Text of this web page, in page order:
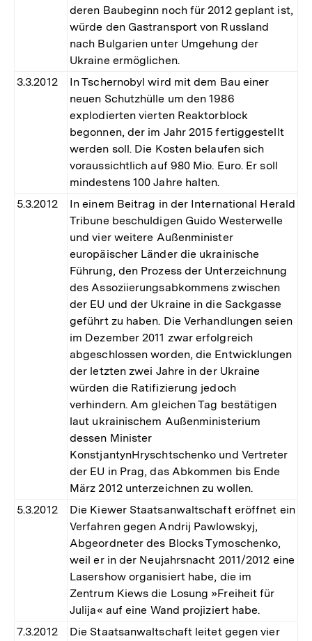
deren Baubeginn noch für 2012 geplant ist,
würde den Gastransport von Russland
nach Bulgarien unter Umgehung der
Ukraine ermöglichen.
3.3.2012
In Tschernobyl wird mit dem Bau einer
neuen Schutzhülle um den 1986
explodierten vierten Reaktorblock
begonnen, der im Jahr 2015 fertiggestellt
werden soll. Die Kosten belaufen sich
voraussichtlich auf 980 Mio. Euro. Er soll
mindestens 100 Jahre halten.
5.3.2012
In einem Beitrag in der International Herald
Tribune beschuldigen Guido Westerwelle
und vier weitere Außenminister
europäischer Länder die ukrainische
Führung, den Prozess der Unterzeichnung
des Assoziierungsabkommens zwischen
der EU und der Ukraine in die Sackgasse
geführt zu haben. Die Verhandlungen seien
im Dezember 2011 zwar erfolgreich
abgeschlossen worden, die Entwicklungen
der letzten zwei Jahre in der Ukraine
würden die Ratifizierung jedoch
verhindern. Am gleichen Tag bestätigen
laut ukrainischem Außenministerium
dessen Minister
KonstjantynHryschtschenko und Vertreter
der EU in Prag, das Abkommen bis Ende
März 2012 unterzeichnen zu wollen.
5.3.2012
Die Kiewer Staatsanwaltschaft eröffnet ein
Verfahren gegen Andrij Pawlowskyj,
Abgeordneter des Blocks Tymoschenko,
weil er in der Neujahrsnacht 2011/2012 eine
Lasershow organisiert habe, die im
Zentrum Kiews die Losung »Freiheit für
Julija« auf eine Wand projiziert habe.
7.3.2012
Die Staatsanwaltschaft leitet gegen vier